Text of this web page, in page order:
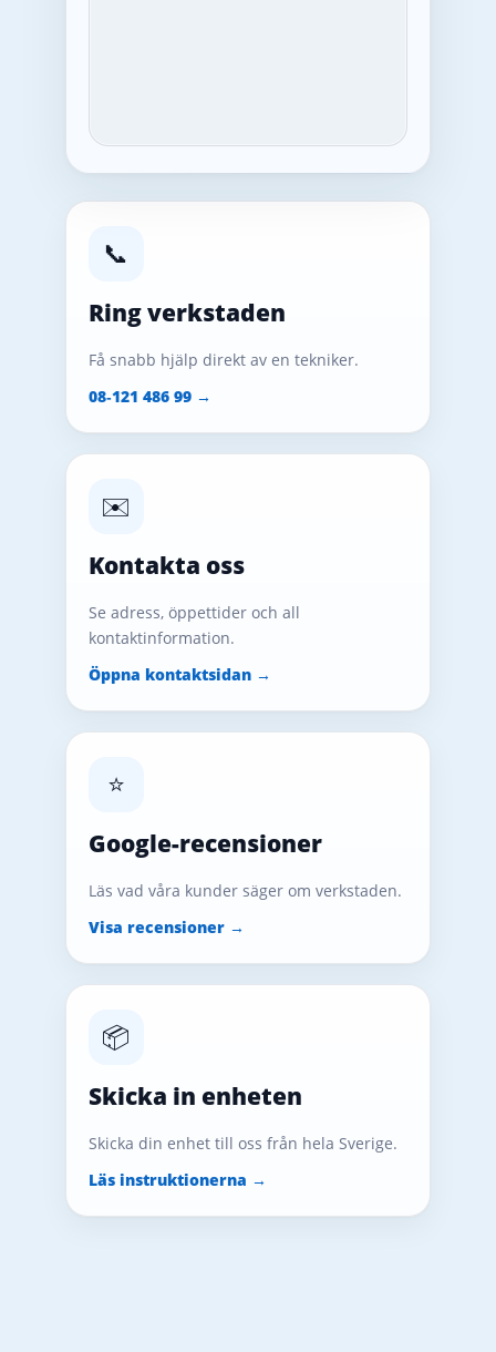
📞
Ring verkstaden
Få snabb hjälp direkt av en tekniker.
08‑121 486 99 →
✉️
Kontakta oss
Se adress, öppettider och all
kontaktinformation.
Öppna kontaktsidan →
⭐
Google-recensioner
Läs vad våra kunder säger om verkstaden.
Visa recensioner →
📦
Skicka in enheten
Skicka din enhet till oss från hela Sverige.
Läs instruktionerna →